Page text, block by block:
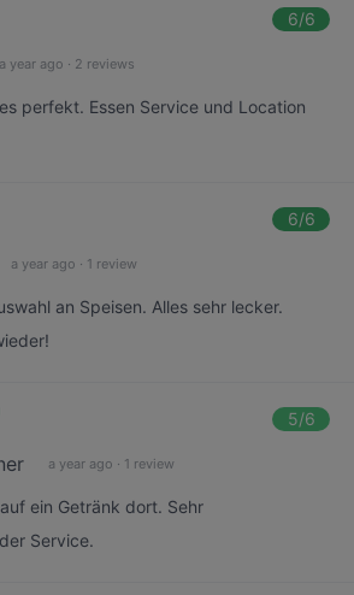
6/6
a year ago · 2 reviews
perfekt. Essen Service und Location
6/6
a year ago · 1 review
an Speisen. Alles sehr lecker.
5/6
a year ago · 1 review
ein Getränk dort. Sehr
Service.